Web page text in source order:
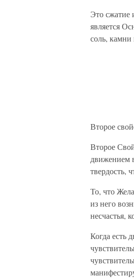
Это сжатие
является
соль, камни
Второе
Второе
движением
твердость,
То, что
из него
несчастья,
Когда есть